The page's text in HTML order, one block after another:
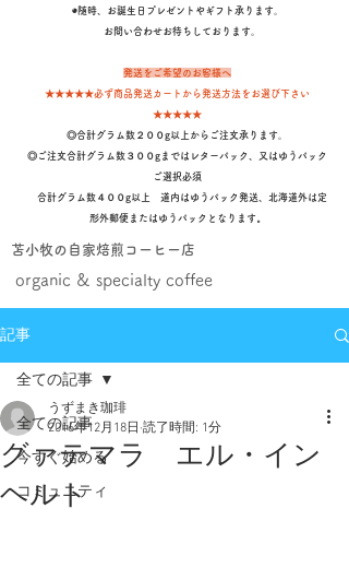
◉随時、お誕生日プレゼントやギフト承ります。
​ お問い合わせお待ちしております。
発送をご希望のお客様へ
★★★★★必ず商品発送カートから発送方法をお選び下さい
★★★★★
◎合計グラム数２００g以上からご注文承ります。
◎ご注文合計グラム数３００gまではレターパック、又はゆうパック
ご選択必須
合計グラム数４００g以上 道内はゆうパック発送、北海道外は定
形外郵便またはゆうパックとなります 。
苫小牧の自家焙煎コーヒー店
organic & specialty coffee
記事
全ての記事
今すぐ始める
コミュニティ
全ての記事
グァテマラ エル・イン
ヘルト
うずまき珈琲
2016年12月18日 読了時間: 1分